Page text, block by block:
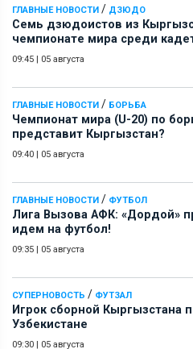
ГЛАВНЫЕ НОВОСТИ / ДЗЮДО
Семь дзюдоистов из
чемпионате мира среди
09:45 | 05 августа
ГЛАВНЫЕ НОВОСТИ / БОРЬБА
Чемпионат мира (U-20) по
представит Кыргызстан?
09:40 | 05 августа
ГЛАВНЫЕ НОВОСТИ / ФУТБОЛ
Лига Вызова АФК: «Дордой»
идем на футбол!
09:35 | 05 августа
СУПЕРНОВОСТЬ / ФУТЗАЛ
Игрок сборной Кыргызстана
Узбекистане
09:30 | 05 августа